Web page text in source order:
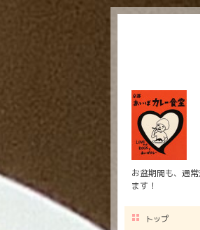
お盆期間も、通
ます！
トップ